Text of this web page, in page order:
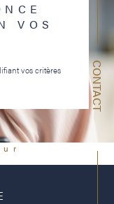
CONTACT
VOS
vos critères